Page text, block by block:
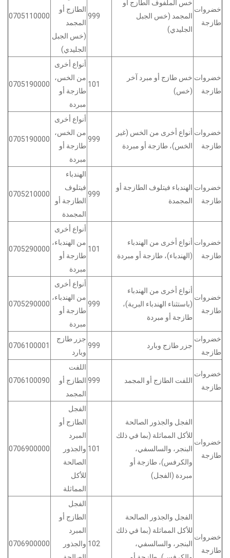
0705110000
الطازج أو
المجمد
(خس الجبل
الجليدي)
999
خس الملفوف الطازج أو
المجمد (خس الجبل
الجليدي)
خضروات
طازجة
0705190000
أنواع أخرى
من الخس،
طازجة أو
مبردة
101
خس طازج أو مبرد آخر
(خس)
خضروات
طازجة
0705190000
أنواع أخرى
من الخس،
طازجة أو
مبردة
999
أنواع أخرى من الخس (غير
الخس)، طازجة أو مبردة
خضروات
طازجة
0705210000
الهندباء
فيتلوف
الطازجة أو
المجمدة
999
الهندباء فيتلوف الطازجة أو
المجمدة
خضروات
طازجة
0705290000
أنواع أخرى
من الهندباء،
طازجة أو
مبردة
101
أنواع أخرى من الهندباء
(الهندباء)، طازجة أو مبردة
خضروات
طازجة
0705290000
أنواع أخرى
من الهندباء،
طازجة أو
مبردة
999
أنواع أخرى من الهندباء
(باستثناء الهندباء البرية)،
طازجة أو مبردة
خضروات
طازجة
0706100001
جزر طازج
وبارد
999 جزر طازج وبارد
خضروات
طازجة
0706100090
اللفت
الطازج أو
المجمد
999 اللفت الطازج أو المجمد
خضروات
طازجة
0706900000
الفجل
الطازج أو
المبرد
والجذور
الصالحة
للأكل
المماثلة
101
الفجل والجذور الصالحة
للأكل المماثلة (بما في ذلك
البنجر، والسالسفي،
والكرفس)، طازجة أو
مبردة (الفجل)
خضروات
طازجة
0706900000
الفجل
الطازج أو
المبرد
والجذور 102
الفجل والجذور الصالحة
للأكل المماثلة (بما في ذلك
البنجر، والسالسفي،
خضروات
طازجة